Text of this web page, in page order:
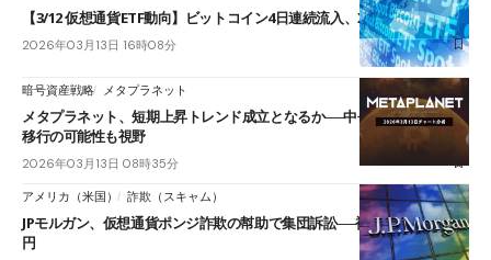
【3/12 仮想通貨ETF動向】ビットコイン4日連続流入、XRPは流出継続
2026年03月13日 16時08分
暗号資産戦略 メタプラネット
メタプラネット、短期上昇トレンド成立となるか──中長期は上昇準備へ
移行の可能性も視野
2026年03月13日 08時35分
アメリカ（米国） 詐欺（スキャム）
JPモルガン、仮想通貨ポンジ詐欺の幇助で集団訴訟──被害総額約520億
円